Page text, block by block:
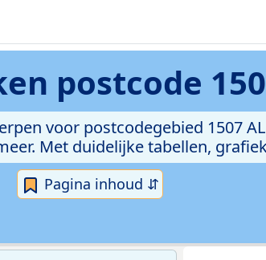
postcode
voor postcodegebied 1507
Met duidelijke tabellen,
Pagina inhoud ⇵